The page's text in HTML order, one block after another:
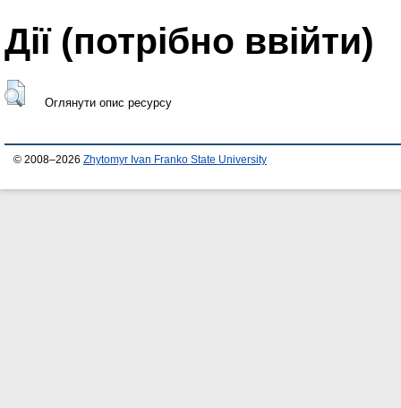
Дії ​​(потрібно ввійти)
Оглянути опис ресурсу
© 2008–2026 Zhytomyr Ivan Franko State University